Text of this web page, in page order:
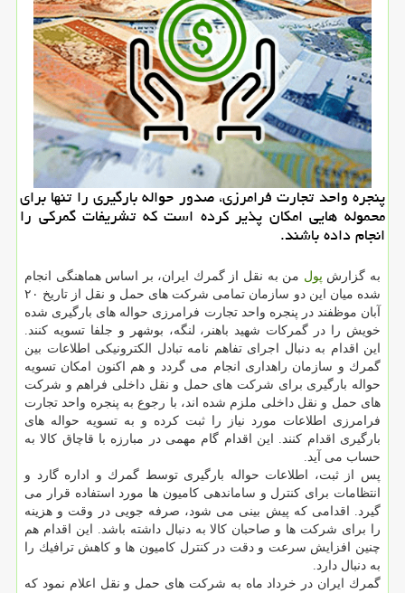
پنجره واحد تجارت فرامرزی، صدور حواله بارگیری را تنها برای
محموله هایی امكان پذیر كرده است كه تشریفات گمركی را
انجام داده باشند.
به گزارش پول من به نقل از گمرك ایران، ️بر اساس هماهنگی انجام
شده میان این دو سازمان تمامی شركت های حمل و نقل از تاریخ ۲۰
آبان موظفند در پنجره واحد تجارت فرامرزی حواله های بارگیری شده
خویش را در گمركات شهید باهنر، لنگه، بوشهر و جلفا تسویه كنند.
این اقدام به دنبال اجرای تفاهم نامه تبادل الكترونیكی اطلاعات بین
گمرك و سازمان راهداری انجام می گردد و هم اكنون امكان تسویه
حواله بارگیری برای شركت های حمل و نقل داخلی فراهم و شركت
های حمل و نقل داخلی ملزم شده اند، با رجوع به پنجره واحد تجارت
فرامرزی اطلاعات مورد نیاز را ثبت كرده و به تسویه حواله های
بارگیری اقدام كنند. این اقدام گام مهمی در مبارزه با قاچاق كالا به
حساب می آید.
️پس از ثبت، اطلاعات حواله بارگیری توسط گمرك و اداره گارد و
انتظامات برای كنترل و ساماندهی كامیون ها مورد استفاده قرار می
گیرد. اقدامی كه پیش بینی می شود، صرفه جویی در وقت و هزینه
را برای شركت ها و صاحبان كالا به دنبال داشته باشد. این اقدام هم
چنین افزایش سرعت و دقت در كنترل كامیون ها و كاهش ترافیك را
به دنبال دارد.
گمرك ایران در خرداد ماه به شركت های حمل و نقل اعلام نمود كه